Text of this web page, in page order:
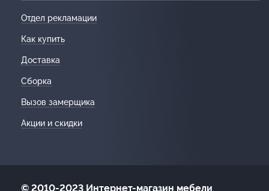
Отдел рекламации
Как купить
Доставка
Сборка
Вызов замерщика
Акции и скидки
© 2010-2023 Интернет-магазин мебели